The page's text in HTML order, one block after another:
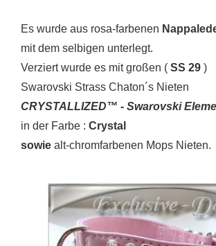
Es wurde aus rosa-farbenen
mit dem selbigen unterlegt.
Verziert wurde es mit großen ( SS 29 )
Swarovski Strass Chaton´s Nieten
CRYSTALLIZED™ - Swarovski
in der Farbe : Crystal
sowie alt-chromfarbenen Mops Nieten.